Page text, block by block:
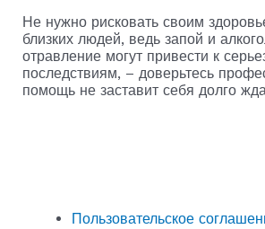
Не нужно рисковать своим
близких людей, ведь запой и
отравление могут привести к
последствиям, – доверьтесь
помощь не заставит себя долго
Пользовательское